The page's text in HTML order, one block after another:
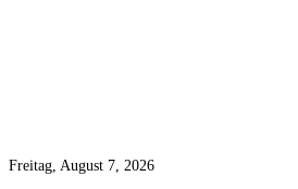
Freitag, August 7, 2026